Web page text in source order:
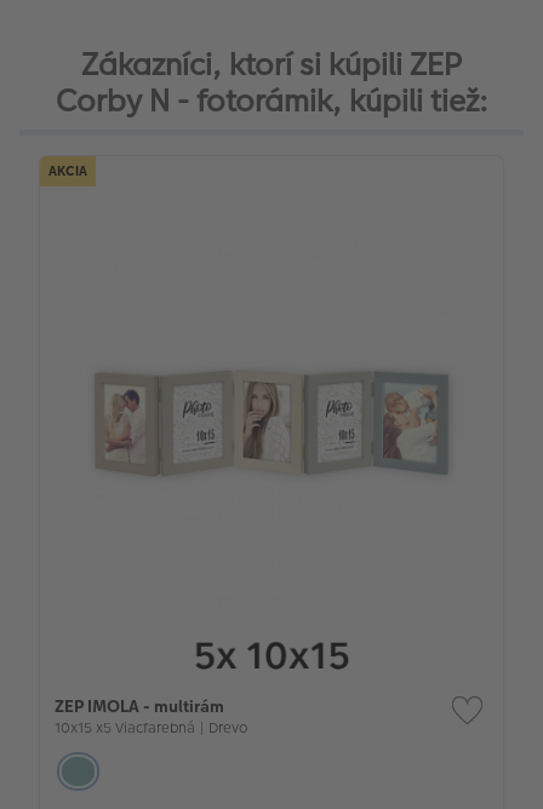
Zákazníci, ktorí si kúpili ZEP
Corby N - fotorámik, kúpili tiež:
AKCIA
ZEP IMOLA - multirám
10x15 x5 Viacfarebná | Drevo